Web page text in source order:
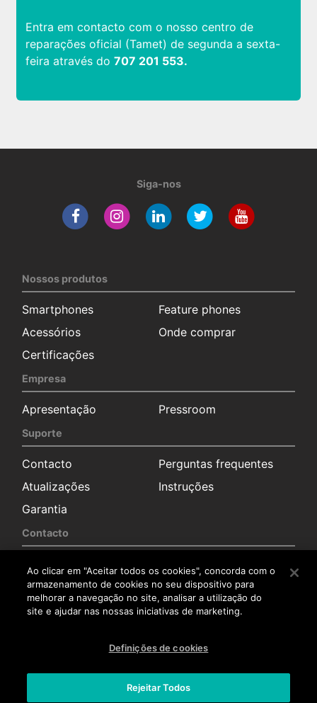
Entra em contacto com o nosso centro de
reparações oficial (Tamet) de segunda a sexta-
feira através do 707 201 553.
Siga-nos
Nossos produtos
Smartphones
Feature phones
Acessórios
Onde comprar
Certificações
Empresa
Apresentação Pressroom
Suporte
Contacto
Perguntas frequentes
Atualizações
Instruções
Garantia
Contacto
Solicitação de
informação
Sala de imprensa
Distribuidores
Serviço pós-venda
Ao clicar em "Aceitar todos os cookies", concorda com o
armazenamento de cookies no seu dispositivo para
melhorar a navegação no site, analisar a utilização do
site e ajudar nas nossas iniciativas de marketing.
Definições de cookies
Rejeitar Todos